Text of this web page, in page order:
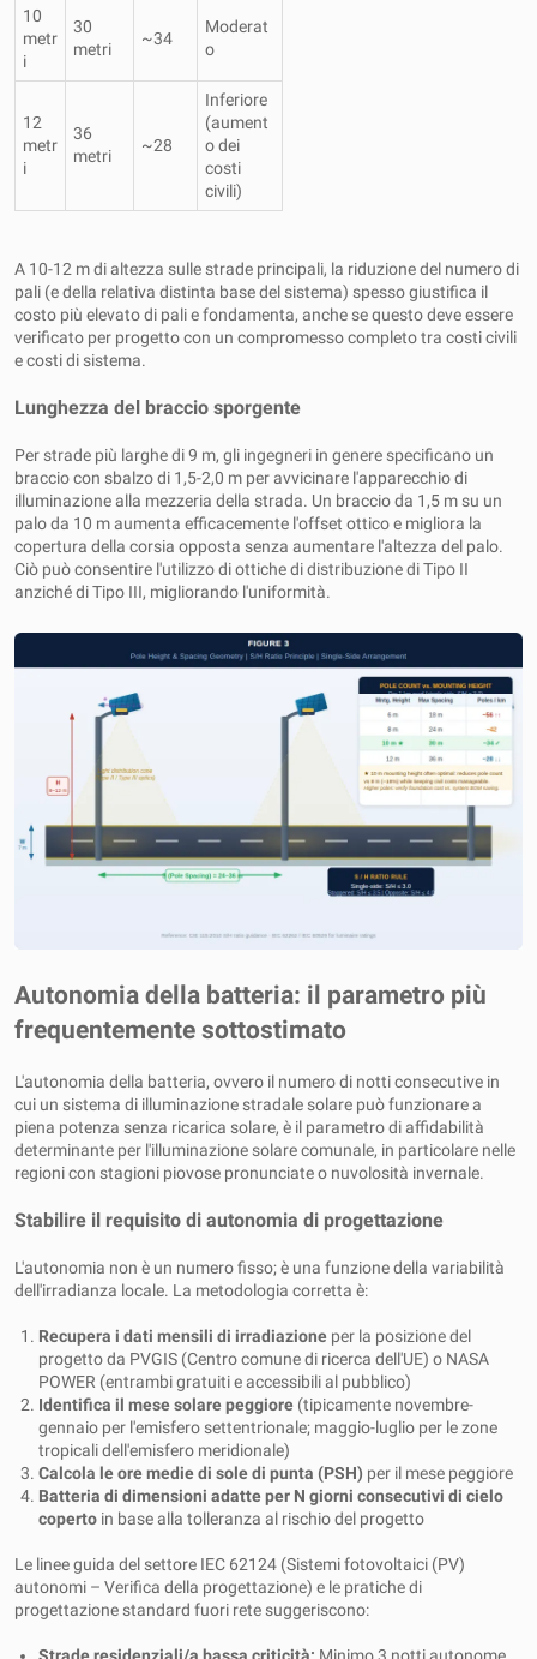
10
metr
i
30
metri
~34
Moderat
o
12
metr
i
36
metri
~28
Inferiore
(aument
o dei
costi
civili)
A 10-12 m di altezza sulle strade principali, la riduzione del numero di
pali (e della relativa distinta base del sistema) spesso giustifica il
costo più elevato di pali e fondamenta, anche se questo deve essere
verificato per progetto con un compromesso completo tra costi civili
e costi di sistema.
Lunghezza del braccio sporgente
Per strade più larghe di 9 m, gli ingegneri in genere specificano un
braccio con sbalzo di 1,5-2,0 m per avvicinare l'apparecchio di
illuminazione alla mezzeria della strada. Un braccio da 1,5 m su un
palo da 10 m aumenta efficacemente l'offset ottico e migliora la
copertura della corsia opposta senza aumentare l'altezza del palo.
Ciò può consentire l'utilizzo di ottiche di distribuzione di Tipo II
anziché di Tipo III, migliorando l'uniformità.
Autonomia della batteria: il parametro più
frequentemente sottostimato
L'autonomia della batteria, ovvero il numero di notti consecutive in
cui un sistema di illuminazione stradale solare può funzionare a
piena potenza senza ricarica solare, è il parametro di affidabilità
determinante per l'illuminazione solare comunale, in particolare nelle
regioni con stagioni piovose pronunciate o nuvolosità invernale.
Stabilire il requisito di autonomia di progettazione
L'autonomia non è un numero fisso; è una funzione della variabilità
dell'irradianza locale. La metodologia corretta è:
Recupera i dati mensili di irradiazione per la posizione del
progetto da PVGIS (Centro comune di ricerca dell'UE) o NASA
POWER (entrambi gratuiti e accessibili al pubblico)
Identifica il mese solare peggiore (tipicamente novembre-
gennaio per l'emisfero settentrionale; maggio-luglio per le zone
tropicali dell'emisfero meridionale)
Calcola le ore medie di sole di punta (PSH) per il mese peggiore
Batteria di dimensioni adatte per N giorni consecutivi di cielo
coperto in base alla tolleranza al rischio del progetto
Le linee guida del settore IEC 62124 (Sistemi fotovoltaici (PV)
autonomi – Verifica della progettazione) e le pratiche di
progettazione standard fuori rete suggeriscono: